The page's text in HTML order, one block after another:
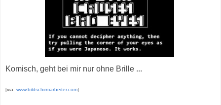
Komisch, geht bei mir nur ohne Brille ...
[via: www.bildschirmarbeiter.com]